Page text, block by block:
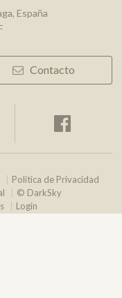
España
Contacto
Política de Privacidad
© DarkSky
Login